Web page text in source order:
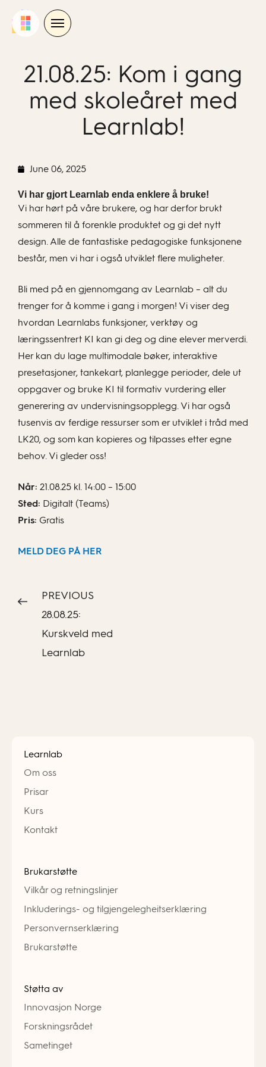
21.08.25: Kom i gang
med skoleåret med
Learnlab!
June 06, 2025
Vi har gjort Learnlab enda enklere å bruke!
Vi har hørt på våre brukere, og har derfor brukt
sommeren til å forenkle produktet og gi det nytt
design. Alle de fantastiske pedagogiske funksjonene
består, men vi har i også utviklet flere muligheter.
Bli med på en gjennomgang av Learnlab – alt du
trenger for å komme i gang i morgen! Vi viser deg
hvordan Learnlabs funksjoner, verktøy og
læringssentrert KI kan gi deg og dine elever merverdi.
Her kan du lage multimodale bøker, interaktive
presetasjoner, tankekart, planlegge perioder, dele ut
oppgaver og bruke KI til formativ vurdering eller
generering av undervisningsopplegg. Vi har også
tusenvis av ferdige ressurser som er utviklet i tråd med
LK20, og som kan kopieres og tilpasses etter egne
behov. Vi gleder oss!
Når: 21.08.25 kl. 14:00 – 15:00
Sted: Digitalt (Teams)
Pris: Gratis
MELD DEG PÅ HER
PREVIOUS
28.08.25:
Kurskveld med
Learnlab
Learnlab
Om oss
Prisar
Kurs
Kontakt
Brukarstøtte
Vilkår og retningslinjer
Inkluderings- og tilgjengelegheitserklæring
Personvernserklæring
Brukarstøtte
Støtta av
Innovasjon Norge
Forskningsrådet
Sametinget